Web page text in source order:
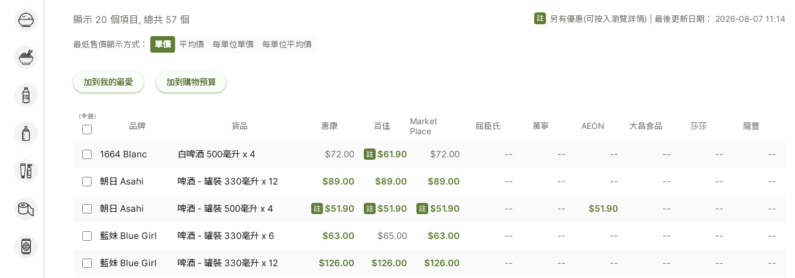
米 / 食油 / 罐頭 / 蔬
果 / 肉類
粉麵 / 煮食用料 / 冷
奶粉 / 嬰兒用品
家居用品 / 寵物食品
鍵
／
顯示 20 個項目, 總共 57 個 註 另有優惠(可按入瀏覽詳情) 最後更新日期： 2026-08-07 11:14
最低售價顯示方式： 單價 平均價 每單位單價 每單位平均價
加到我的最愛 加到購物預算
(全選)
品牌 貨品 惠康 百佳
Market
Place
屈臣氏 萬寧 AEON 大昌食品 莎莎 龍豐
1664
啤
酒
毫
x
4
1664 Blanc 白啤酒 500毫升 x 4 $72.00 $61.90
註 $72.00 -- -- -- -- -- --
朝
Asahi
啤
酒
罐
朝日 Asahi 啤酒 - 罐裝 330毫升 x 12 $89.00 $89.00 $89.00 -- -- -- -- -- --
朝
Asahi
啤
酒
朝日 Asahi 啤酒 - 罐裝 500毫升 x 4 $51.90
註 $51.90
註 $51.90
註 -- -- $51.90 -- -- --
藍
Blue
藍妹 Blue Girl 啤酒 - 罐裝 330毫升 x 6 $63.00 $65.00 $63.00 -- -- -- -- -- --
藍
藍妹 Blue Girl 啤酒 - 罐裝 330毫升 x 12 $126.00 $126.00 $126.00 -- -- -- -- -- --